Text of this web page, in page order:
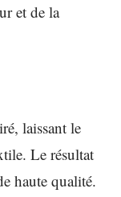
et de la
laissant le
Le résultat
haute qualité.